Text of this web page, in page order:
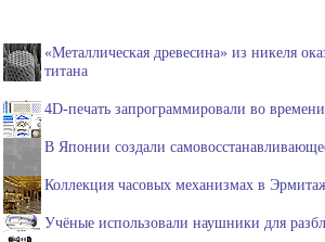
«Металлическая древесина» из никеля
титана
4D-печать запрограммировали во времени
В Японии создали
Коллекция часовых механизмах в
Учёные использовали наушники для